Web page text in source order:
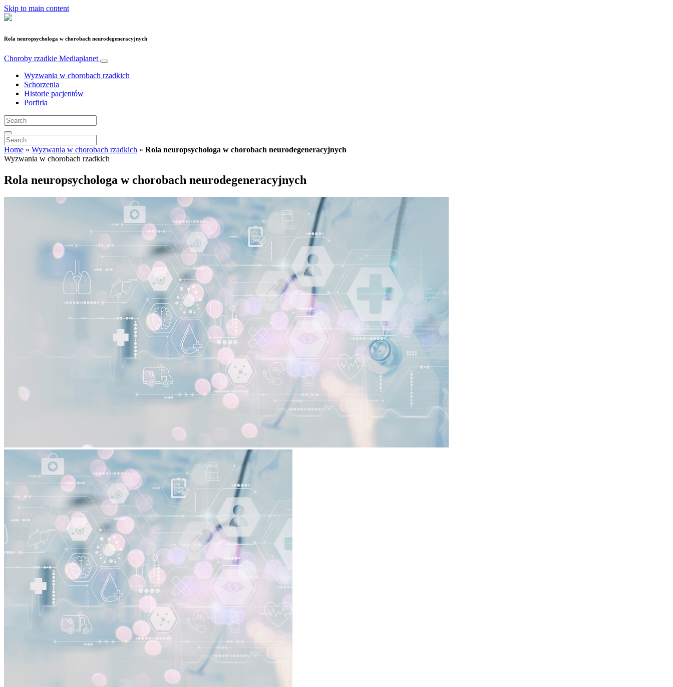
Skip to main content
Rola neuropsychologa w chorobach neurodegeneracyjnych
Choroby rzadkie Mediaplanet
Wyzwania w chorobach rzadkich
Schorzenia
Historie pacjentów
Porfiria
Home » Wyzwania w chorobach rzadkich » Rola neuropsychologa w chorobach neurodegeneracyjnych
Wyzwania w chorobach rzadkich
Rola neuropsychologa w chorobach neurodegeneracyjnych